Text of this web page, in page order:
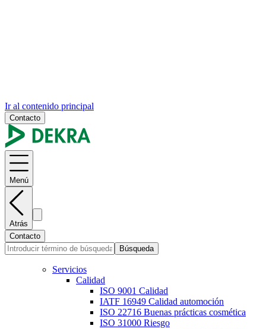
Ir al contenido principal
Contacto
Menú
Atrás
Contacto
Búsqueda
Servicios
Calidad
ISO 9001 Calidad
IATF 16949 Calidad automoción
ISO 22716 Buenas prácticas cosmética
ISO 31000 Riesgo